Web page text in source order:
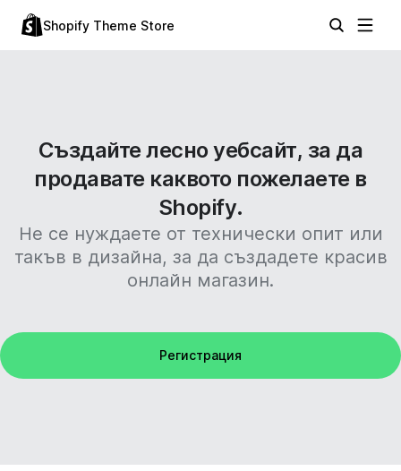
Shopify Theme Store
Създайте лесно уебсайт, за да
продавате каквото пожелаете в
Shopify.
Не се нуждаете от технически опит или
такъв в дизайна, за да създадете красив
онлайн магазин.
Регистрация